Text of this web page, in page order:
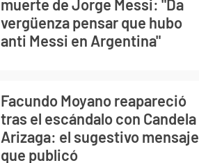
muerte de Jorge Messi: "Da
vergüenza pensar que hubo
anti Messi en Argentina"
Facundo Moyano reapareció
tras el escándalo con Candela
Arizaga: el sugestivo mensaje
que publicó